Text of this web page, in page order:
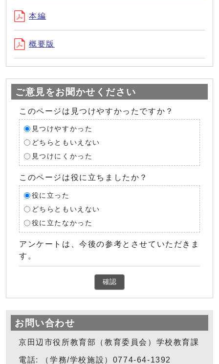
本編
概要版
ご意見をお聞かせください
このページは見つけやすかったですか？
見つけやすかった
どちらともいえない
見つけにくかった
このページは役に立ちましたか？
役に立った
どちらともいえない
役に立たなかった
アンケートは、今後の参考とさせていただきま
す。
確認
お問い合わせ
京田辺市役所教育部（教育委員会）学校教育課
電話: （学務/学校施設）0774-64-1392